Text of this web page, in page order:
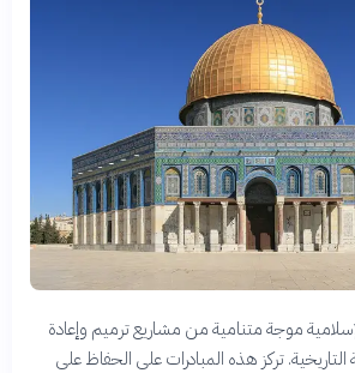
موجة متنامية من مشاريع ترميم وإعادة
التاريخية. تركز هذه المبادرات على الحفاظ على